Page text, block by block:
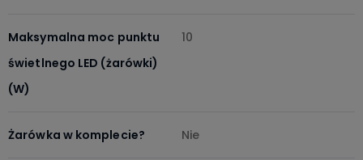
Maksymalna moc punktu
świetlnego LED (żarówki)
(W)
10
Żarówka w komplecie? Nie